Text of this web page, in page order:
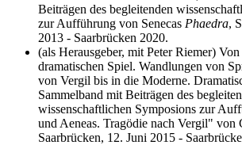
Beiträgen des begleitenden
zur Aufführung von Senecas Phaedra,
2013 - Saarbrücken 2020.
(als Herausgeber, mit Peter Riemer)
dramatischen Spiel. Wandlungen von
von Vergil bis in die Moderne.
Sammelband mit Beiträgen des
wissenschaftlichen Symposions zur
und Aeneas. Tragödie nach Vergil" von
Saarbrücken, 12. Juni 2015 -